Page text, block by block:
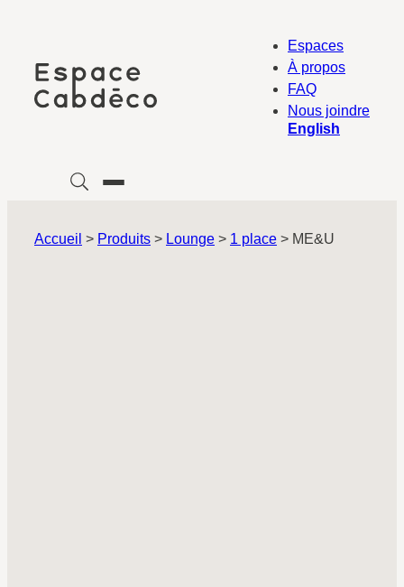
contenu
Espaces
À propos
FAQ
Nous joindre
English
Accueil > Produits > Lounge > 1 place > ME&U